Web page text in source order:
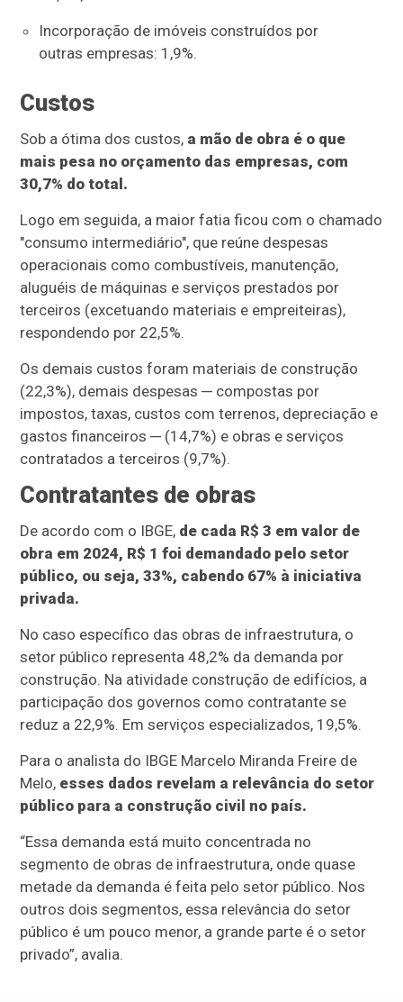
Incorporação de imóveis construídos por
outras empresas: 1,9%.
Custos
Sob a ótima dos custos, a mão de obra é o que
mais pesa no orçamento das empresas, com
30,7% do total.
Logo em seguida, a maior fatia ficou com o chamado
"consumo intermediário", que reúne despesas
operacionais como combustíveis, manutenção,
aluguéis de máquinas e serviços prestados por
terceiros (excetuando materiais e empreiteiras),
respondendo por 22,5%.
Os demais custos foram materiais de construção
(22,3%), demais despesas ─ compostas por
impostos, taxas, custos com terrenos, depreciação e
gastos financeiros ─ (14,7%) e obras e serviços
contratados a terceiros (9,7%).
Contratantes de obras
De acordo com o IBGE, de cada R$ 3 em valor de
obra em 2024, R$ 1 foi demandado pelo setor
público, ou seja, 33%, cabendo 67% à iniciativa
privada.
No caso específico das obras de infraestrutura, o
setor público representa 48,2% da demanda por
construção. Na atividade construção de edifícios, a
participação dos governos como contratante se
reduz a 22,9%. Em serviços especializados, 19,5%.
Para o analista do IBGE Marcelo Miranda Freire de
Melo, esses dados revelam a relevância do setor
público para a construção civil no país.
“Essa demanda está muito concentrada no
segmento de obras de infraestrutura, onde quase
metade da demanda é feita pelo setor público. Nos
outros dois segmentos, essa relevância do setor
público é um pouco menor, a grande parte é o setor
privado”, avalia.